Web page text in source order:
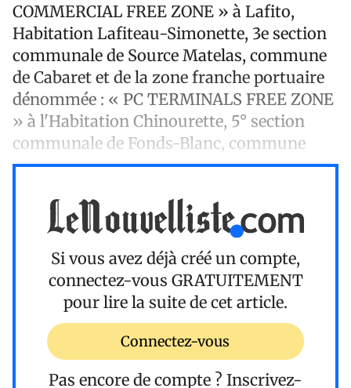
COMMERCIAL FREE ZONE » à Lafito,
Habitation Lafiteau-Simonette, 3e section
communale de Source Matelas, commune
de Cabaret et de la zone franche portuaire
dénommée : « PC TERMINALS FREE ZONE
» à l'Habitation Chinourette, 5° section
communale de Fonds-Blanc, commune
Si vous avez déjà créé un compte,
connectez-vous GRATUITEMENT
pour lire la suite de cet article.
Connectez-vous
Pas encore de compte ? Inscrivez-